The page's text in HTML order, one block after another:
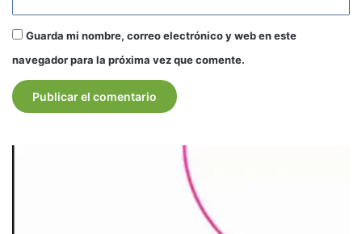
Guarda mi nombre, correo electrónico y web en este
navegador para la próxima vez que comente.